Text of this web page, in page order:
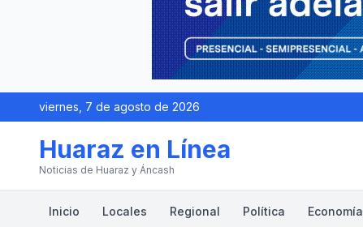
viernes, 7 de agosto de 2026
Huaraz en Línea
Noticias de Huaraz y Áncash
Inicio Locales Regional Política Economía